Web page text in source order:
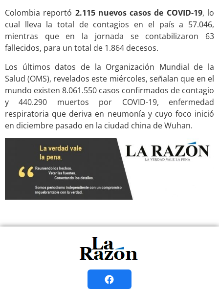
Colombia reportó 2.115 nuevos casos de COVID-19, lo
cual lleva la total de contagios en el país a 57.046,
mientras que en la jornada se contabilizaron 63
fallecidos, para un total de 1.864 decesos.
Los últimos datos de la Organización Mundial de la
Salud (OMS), revelados este miércoles, señalan que en el
mundo existen 8.061.550 casos confirmados de contagio
y 440.290 muertos por COVID-19, enfermedad
respiratoria que deriva en neumonía y cuyo foco inició
en diciembre pasado en la ciudad china de Wuhan.